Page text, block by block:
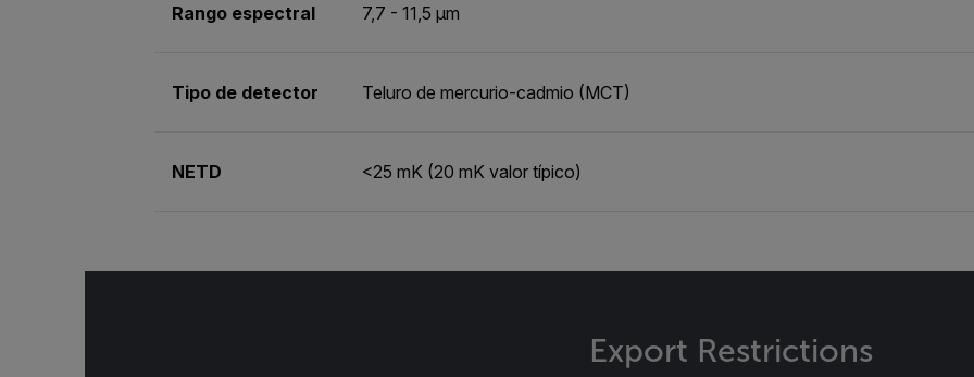
Rango espectral 7,7 - 11,5 µm
Tipo de detector Teluro de mercurio-cadmio (MCT)
NETD <25 mK (20 mK valor típico)
Export Restrictions